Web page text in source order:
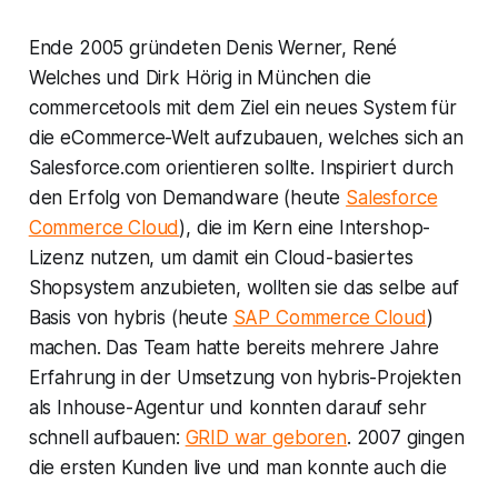
Ende 2005 gründeten Denis Werner, René
Welches und Dirk Hörig in München die
commercetools mit dem Ziel ein neues System für
die eCommerce-Welt aufzubauen, welches sich an
Salesforce.com orientieren sollte. Inspiriert durch
den Erfolg von Demandware (heute Salesforce
Commerce Cloud ), die im Kern eine Intershop-
Lizenz nutzen, um damit ein Cloud-basiertes
Shopsystem anzubieten, wollten sie das selbe auf
Basis von hybris (heute SAP Commerce Cloud )
machen. Das Team hatte bereits mehrere Jahre
Erfahrung in der Umsetzung von hybris-Projekten
als Inhouse-Agentur und konnten darauf sehr
schnell aufbauen: GRID war geboren. 2007 gingen
die ersten Kunden live und man konnte auch die